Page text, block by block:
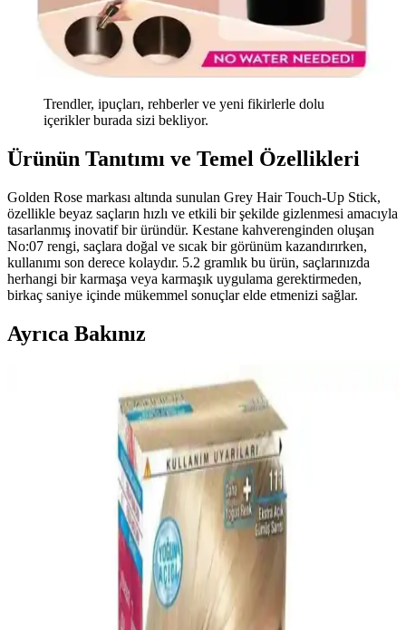
Trendler, ipuçları, rehberler ve yeni fikirlerle dolu
içerikler burada sizi bekliyor.
Ürünün Tanıtımı ve Temel Özellikleri
Golden Rose markası altında sunulan Grey Hair Touch-Up Stick,
özellikle beyaz saçların hızlı ve etkili bir şekilde gizlenmesi amacıyla
tasarlanmış inovatif bir üründür. Kestane kahverenginden oluşan
No:07 rengi, saçlara doğal ve sıcak bir görünüm kazandırırken,
kullanımı son derece kolaydır. 5.2 gramlık bu ürün, saçlarınızda
herhangi bir karmaşa veya karmaşık uygulama gerektirmeden,
birkaç saniye içinde mükemmel sonuçlar elde etmenizi sağlar.
Ayrıca Bakınız
Matrix Total Results So Silver Gri ve Beyaz Saçlar
İçin Renk Koruyucu ve Parlaklık Sağlayan
Matrix Total Results So Silver şampuanı, gri ve beyaz saçların
turuncu ve sarı yansımalarını gidererek, parlak ve net renkler sağlar.
Kullanıcılar, saçlara canlılık kazandırdığını belirtiyor.
Schwarzkopf Root Retoucher ile Beyaz Saçlara Hızlı
ve Doğal Çözüm
Schwarzkopf Root Retoucher, hızlı ve doğal beyaz kapatma
sağlayan, amonyaksız, pudra formüllü, kolay kullanımlı ve uzun
süre kalıcı saç spreyi ile günlük bakımda pratiklik sunar.